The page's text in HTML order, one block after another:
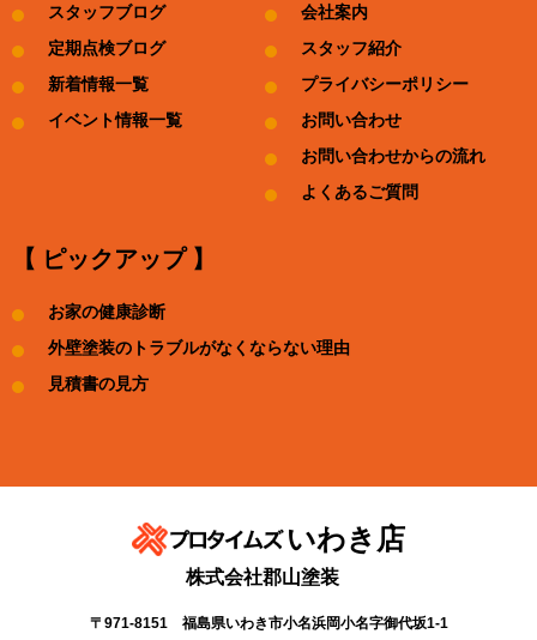
スタッフブログ
定期点検ブログ
新着情報一覧
イベント情報一覧
会社案内
スタッフ紹介
プライバシーポリシー
お問い合わせ
お問い合わせからの流れ
よくあるご質問
【 ピックアップ 】
お家の健康診断
外壁塗装のトラブルがなくならない理由
見積書の見方
いわき店
株式会社郡山塗装
〒971-8151 福島県いわき市小名浜岡小名字御代坂1-1